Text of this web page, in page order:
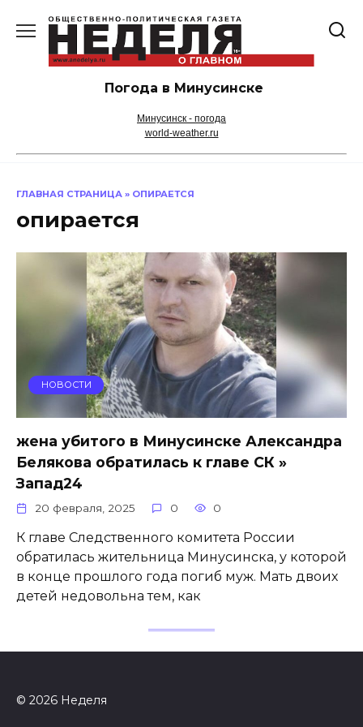
содержанию
Погода в Минусинске
Минусинск - погода
world-weather.ru
ГЛАВНАЯ СТРАНИЦА » ОПИРАЕТСЯ
опирается
НОВОСТИ
жена убитого в Минусинске Александра
Белякова обратилась к главе СК »
Запад24
20 февраля, 2025 0 0
К главе Следственного комитета России
обратилась жительница Минусинска, у которой
в конце прошлого года погиб муж. Мать двоих
детей недовольна тем, как
© 2026 Неделя